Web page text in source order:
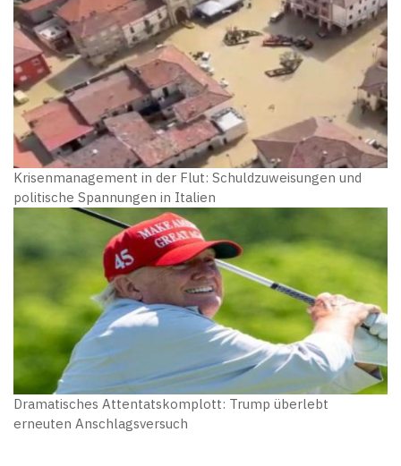
Krisenmanagement in der Flut: Schuldzuweisungen und
politische Spannungen in Italien
Dramatisches Attentatskomplott: Trump überlebt
erneuten Anschlagsversuch